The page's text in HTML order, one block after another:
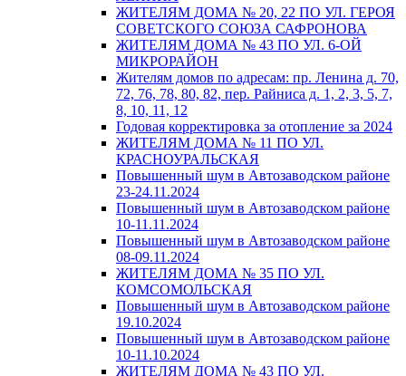
ЖИТЕЛЯМ ДОМА № 20, 22 ПО УЛ. ГЕРОЯ
СОВЕТСКОГО СОЮЗА САФРОНОВА
ЖИТЕЛЯМ ДОМА № 43 ПО УЛ. 6-ОЙ
МИКРОРАЙОН
Жителям домов по адресам: пр. Ленина д. 70,
72, 76, 78, 80, 82, пер. Райниса д. 1, 2, 3, 5, 7,
8, 10, 11, 12
Годовая корректировка за отопление за 2024
ЖИТЕЛЯМ ДОМА № 11 ПО УЛ.
КРАСНОУРАЛЬСКАЯ
Повышенный шум в Автозаводском районе
23-24.11.2024
Повышенный шум в Автозаводском районе
10-11.11.2024
Повышенный шум в Автозаводском районе
08-09.11.2024
ЖИТЕЛЯМ ДОМА № 35 ПО УЛ.
КОМСОМОЛЬСКАЯ
Повышенный шум в Автозаводском районе
19.10.2024
Повышенный шум в Автозаводском районе
10-11.10.2024
ЖИТЕЛЯМ ДОМА № 43 ПО УЛ.